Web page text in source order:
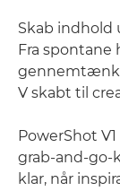
Skab
Fra spontane
V skabt til
PowerShot
klar, når